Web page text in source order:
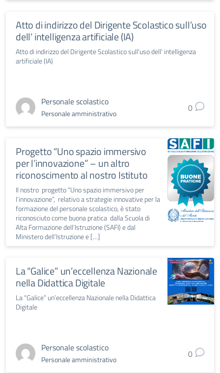
Atto di indirizzo del Dirigente Scolastico sull’uso
dell’ intelligenza artificiale (IA)
Atto di indirizzo del Dirigente Scolastico sull'uso dell' intelligenza
artificiale (IA)
Personale scolastico
Personale amministrativo 0
Progetto “Uno spazio immersivo
per l’innovazione” – un altro
riconoscimento al nostro Istituto
Il nostro progetto “Uno spazio immersivo per
l’innovazione”, relativo a strategie innovative per la
formazione del personale scolastico, è stato
riconosciuto come buona pratica dalla Scuola di
Alta Formazione dell’Istruzione (SAFI) e dal
Ministero dell’Istruzione e […]
La “Galice” un’eccellenza Nazionale
nella Didattica Digitale
La “Galice” un’eccellenza Nazionale nella Didattica
Digitale
Personale scolastico
Personale amministrativo 0